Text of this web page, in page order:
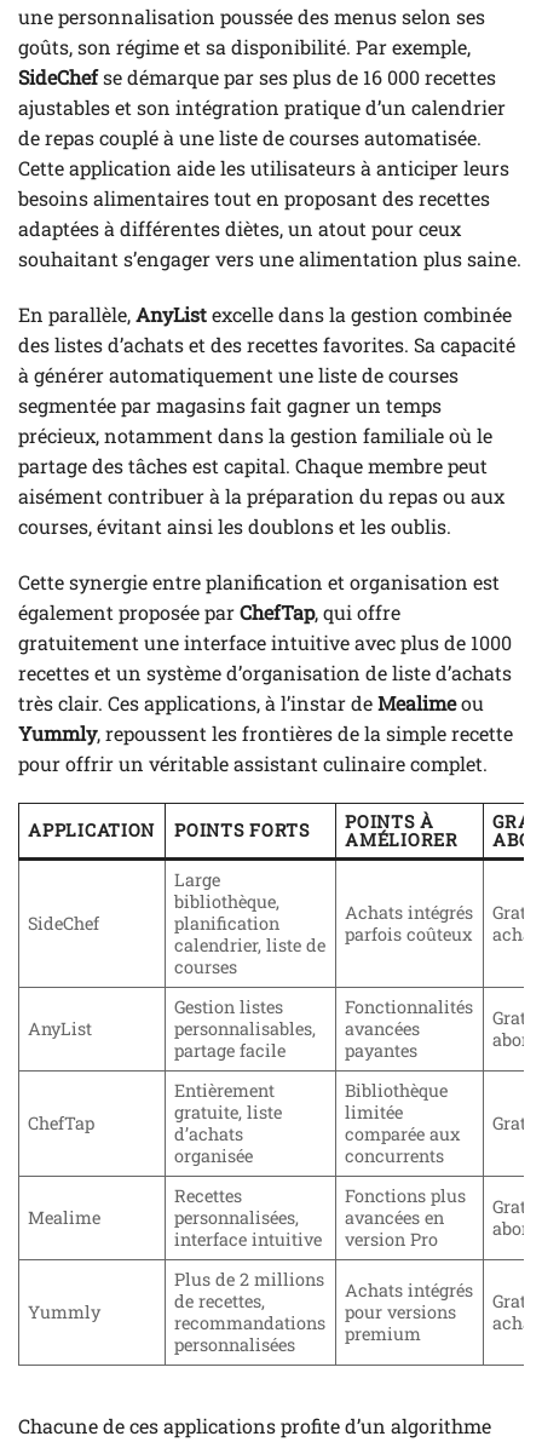
une personnalisation poussée des menus selon ses
goûts, son régime et sa disponibilité. Par exemple,
SideChefse démarque par ses plus de 16 000 recettes
ajustables et son intégration pratique d’un calendrier
de repas couplé à une liste de courses automatisée.
Cette application aide les utilisateurs à anticiper leurs
besoins alimentaires tout en proposant des recettes
adaptées à différentes diètes, un atout pour ceux
souhaitant s’engager vers une alimentation plus saine.
En parallèle,AnyListexcelle dans la gestion combinée
des listes d’achats et des recettes favorites. Sa capacité
à générer automatiquement une liste de courses
segmentée par magasins fait gagner un temps
précieux, notamment dans la gestion familiale où le
partage des tâches est capital. Chaque membre peut
aisément contribuer à la préparation du repas ou aux
courses, évitant ainsi les doublons et les oublis.
Cette synergie entre planification et organisation est
également proposée parChefTap, qui offre
gratuitement une interface intuitive avec plus de 1000
recettes et un système d’organisation de liste d’achats
très clair. Ces applications, à l’instar deMealimeou
Yummly, repoussent les frontières de la simple recette
pour offrir un véritable assistant culinaire complet.
APPLICATION POINTS FORTS POINTS À
AMÉLIORER
SideChef
Large
bibliothèque,
planification
calendrier, liste de
courses
Achats intégrés
parfois coûteux
AnyList
Gestion listes
personnalisables,
partage facile
Fonctionnalités
avancées
payantes
ChefTap
Entièrement
gratuite, liste
d’achats
organisée
Bibliothèque
limitée
comparée aux
concurrents
Mealime
Recettes
personnalisées,
interface intuitive
Fonctions plus
avancées en
version Pro
Yummly
Plus de 2 millions
de recettes,
recommandations
personnalisées
Achats intégrés
pour versions
premium
Chacune de ces applications profite d’un algorithme